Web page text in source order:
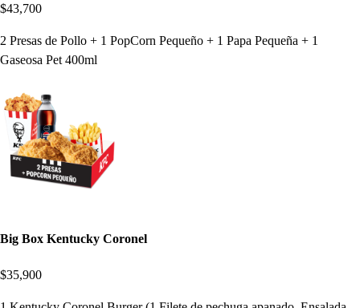
$43,700
2 Presas de Pollo + 1 PopCorn Pequeño + 1 Papa Pequeña + 1
Gaseosa Pet 400ml
Big Box Kentucky Coronel
$35,900